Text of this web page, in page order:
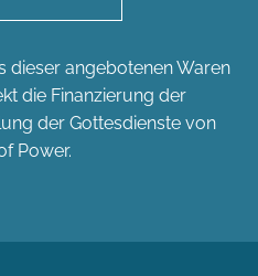
dieser angebotenen Waren
die Finanzierung der
der Gottesdienste von
Power.